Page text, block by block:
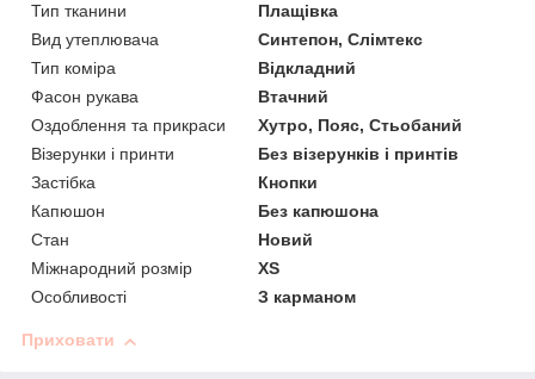
Тип тканини
Плащівка
Вид утеплювача
Синтепон, Слімтекс
Тип коміра
Відкладний
Фасон рукава
Втачний
Оздоблення та прикраси
Хутро, Пояс, Стьобаний
Візерунки і принти
Без візерунків і принтів
Застібка
Кнопки
Капюшон
Без капюшона
Стан
Новий
Міжнародний розмір
XS
Особливості
З карманом
Приховати